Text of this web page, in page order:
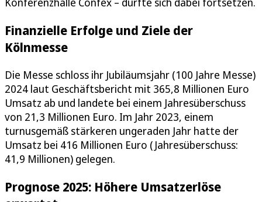
Finanzielle Erfolge und Ziele der
Kölnmesse
Die Messe schloss ihr Jubiläumsjahr (100 Jahre Messe)
2024 laut Geschäftsbericht mit 365,8 Millionen Euro
Umsatz ab und landete bei einem Jahresüberschuss
von 21,3 Millionen Euro. Im Jahr 2023, einem
turnusgemäß stärkeren ungeraden Jahr hatte der
Umsatz bei 416 Millionen Euro (Jahresüberschuss:
41,9 Millionen) gelegen.
Prognose 2025: Höhere Umsatzerlöse